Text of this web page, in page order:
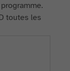
toutes les